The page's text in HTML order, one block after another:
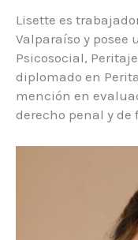
Lisette es
Valparaíso y
Psicosocial,
diplomado en
mención en
derecho penal y de